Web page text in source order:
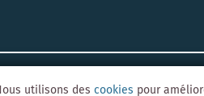
durch die Magento-Agentur
utilisons descookies pour